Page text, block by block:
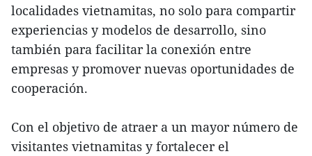
localidades vietnamitas, no solo para compartir
experiencias y modelos de desarrollo, sino
también para facilitar la conexión entre
empresas y promover nuevas oportunidades de
cooperación.
Con el objetivo de atraer a un mayor número de
visitantes vietnamitas y fortalecer el